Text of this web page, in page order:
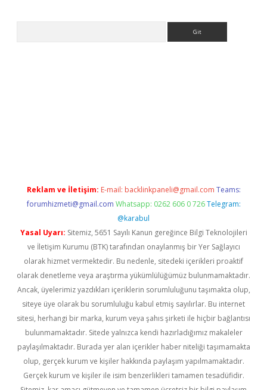
Reklam ve İletişim: E-mail: backlinkpaneli@gmail.com Teams:
forumhizmeti@gmail.com Whatsapp: 0262 606 0 726 Telegram:
@karabul
Yasal Uyarı: Sitemiz, 5651 Sayılı Kanun gereğince Bilgi Teknolojileri
ve İletişim Kurumu (BTK) tarafından onaylanmış bir Yer Sağlayıcı
olarak hizmet vermektedir. Bu nedenle, sitedeki içerikleri proaktif
olarak denetleme veya araştırma yükümlülüğümüz bulunmamaktadır.
Ancak, üyelerimiz yazdıkları içeriklerin sorumluluğunu taşımakta olup,
siteye üye olarak bu sorumluluğu kabul etmiş sayılırlar. Bu internet
sitesi, herhangi bir marka, kurum veya şahıs şirketi ile hiçbir bağlantısı
bulunmamaktadır. Sitede yalnızca kendi hazırladığımız makaleler
paylaşılmaktadır. Burada yer alan içerikler haber niteliği taşımamakta
olup, gerçek kurum ve kişiler hakkında paylaşım yapılmamaktadır.
Gerçek kurum ve kişiler ile isim benzerlikleri tamamen tesadüfidir.